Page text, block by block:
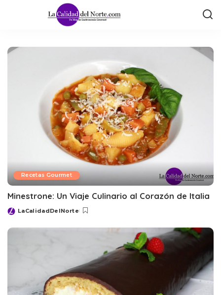
Recetas Gourmet
Minestrone: Un Viaje Culinario al Corazón de Italia
Posted
LaCalidadDelNorte